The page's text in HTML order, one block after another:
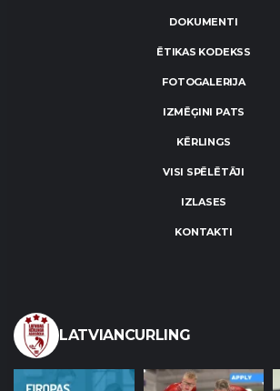
DOKUMENTI
ĒTIKAS KODEKSS
FOTOGALERIJA
IZMĒĢINI PATS
KĒRLINGS
VISI SPĒLĒTĀJI
IZLASES
KONTAKTI
LATVIANCURLING